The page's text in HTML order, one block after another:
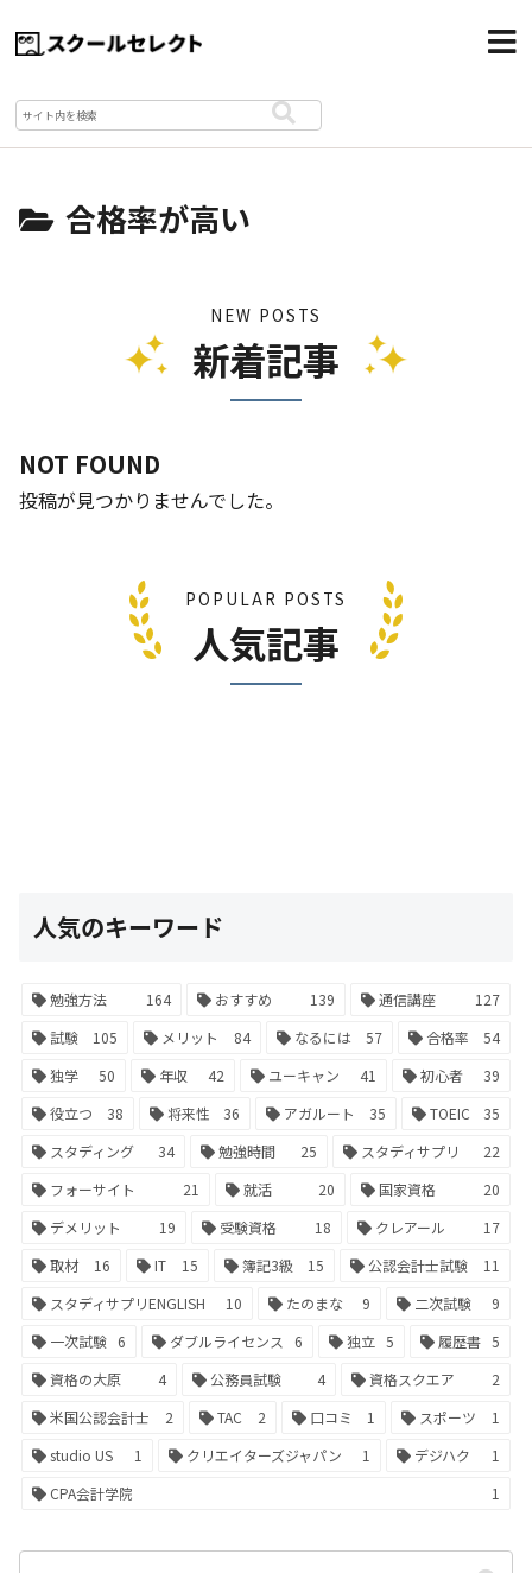
合格率が高い
NEW POSTS
新着記事
NOT FOUND
投稿が見つかりませんでした。
POPULAR POSTS
人気記事
人気のキーワード
勉強方法 164 おすすめ 139 通信講座
127
試験
105 メリット 84 なるには 57 合格率
54
独学
50 年収 42 ユーキャン 41 初心者
39
役立つ
38 将来性 36 アガルート 35 TOEIC
35
スタディング
34 勉強時間 25 スタディサプリ
22
フォーサイト
21 就活 20 国家資格
20
デメリット
19 受験資格 18 クレアール
17
取材
16 IT 15 簿記3級 15 公認会計士試験
11
スタディサプリENGLISH
10 たのまな 9 二次試験
9
一次試験 6 ダブルライセンス 6 独立 5 履歴書 5
資格の大原
4 公務員試験 4 資格スクエア
2
米国公認会計士
2 TAC 2 口コミ 1 スポーツ
1
studio US
1 クリエイターズジャパン 1 デジハク
1
CPA会計学院
1